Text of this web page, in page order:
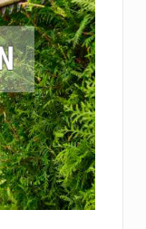
extérieurs,
par la
de fleurs.
jardin ne
détente,
!